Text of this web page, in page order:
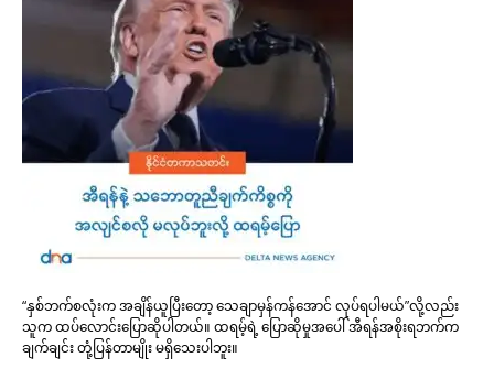
“နှစ်ဘက်စလုံးက အချိန်ယူပြီးတော့ သေချာမှန်ကန်အောင် လုပ်ရပါမယ်”လို့လည်း
သူက ထပ်လောင်းပြောဆိုပါတယ်။ ထရမ့်ရဲ့ ပြောဆိုမှုအပေါ် အီရန်အစိုးရဘက်က
ချက်ချင်း တုံ့ပြန်တာမျိုး မရှိသေးပါဘူး။